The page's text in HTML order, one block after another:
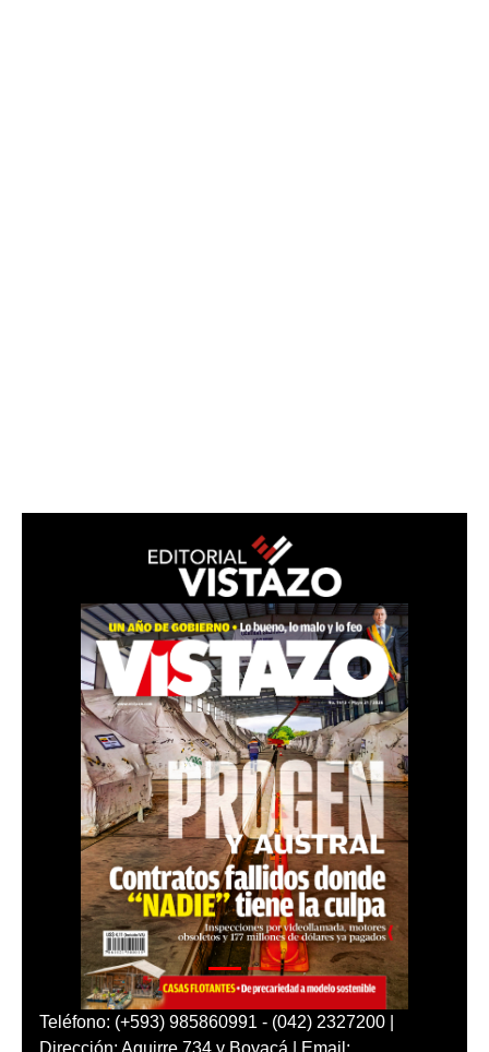
Teléfono: (+593) 985860991 - (042) 2327200 |
Dirección: Aguirre 734 y Boyacá | Email: